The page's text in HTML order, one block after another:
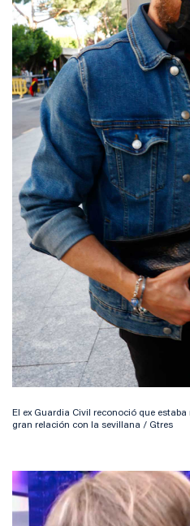
El ex Guardia Civil reconoció que
gran relación con la sevillana / Gtres